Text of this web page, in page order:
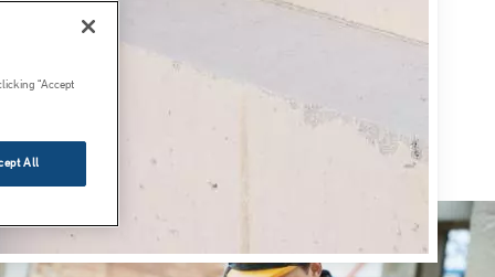
“Accept
All